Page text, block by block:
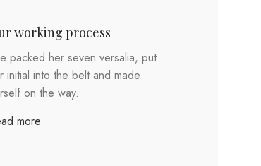
working process
packed her seven versalia, put
initial into the belt and made
on the way.
more